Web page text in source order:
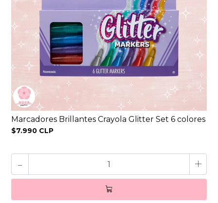
Marcadores Brillantes Crayola Glitter Set 6 colores
$7.990 CLP
- +